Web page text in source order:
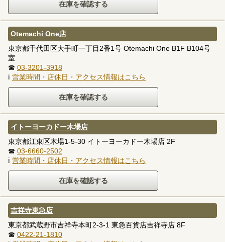
Otemachi One店
東京都千代田区大手町一丁目2番1号 Otemachi One B1F B104号
室
☎ 03-3201-3918
ℹ 営業時間・店休日・アクセス情報はこちら
イトーヨーカドー木場店
東京都江東区木場1-5-30 イトーヨーカドー木場店 2F
☎ 03-6660-2502
ℹ 営業時間・店休日・アクセス情報はこちら
吉祥寺東急店
東京都武蔵野市吉祥寺本町2-3-1 東急百貨店吉祥寺店 8F
☎ 0422-21-1810